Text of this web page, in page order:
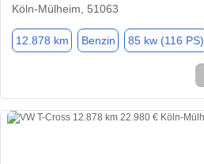
Köln-Mülheim, 51063
12.878 km Benzin 85 kw (116 PS)